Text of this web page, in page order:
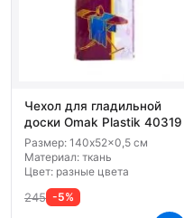
Чехол для гладильной
доски Omak Plastik 40319
Размер: 140x52x0,5 см
Материал: ткань
Цвет: разные цвета
245 -5%